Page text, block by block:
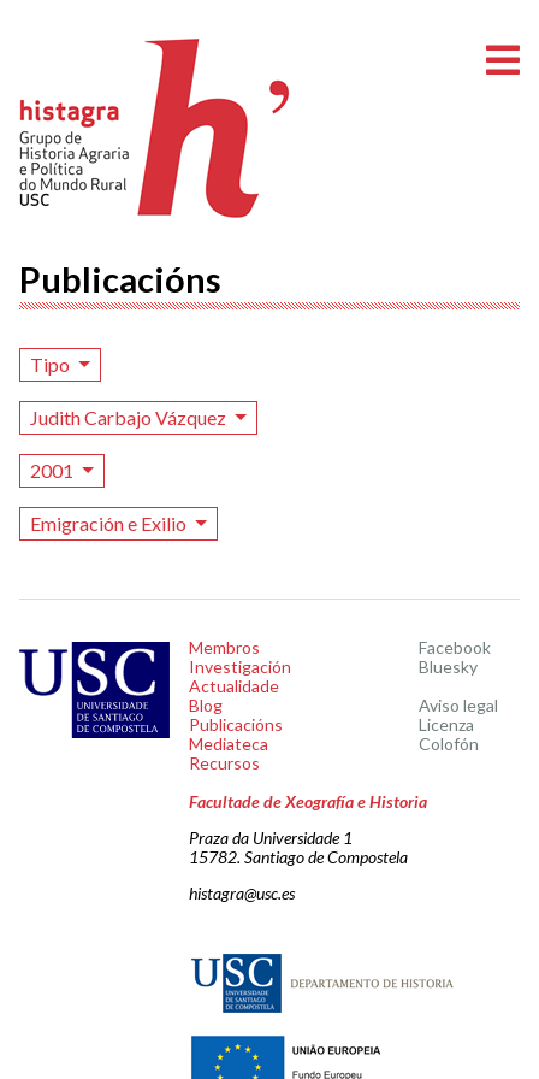
Publicacións
Tipo
Judith Carbajo Vázquez
2001
Emigración e Exilio
Membros
Investigación
Actualidade
Blog
Publicacións
Mediateca
Recursos
Facebook
Bluesky
Aviso legal
Licenza
Colofón
Facultade de Xeografía e Historia
Praza da Universidade 1
15782. Santiago de Compostela
histagra@usc.es